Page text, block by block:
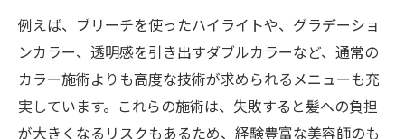
例えば、ブリーチを使ったハイライトや、グラデーショ
ンカラー、透明感を引き出すダブルカラーなど、通常の
カラー施術よりも高度な技術が求められるメニューも充
実しています。これらの施術は、失敗すると髪への負担
が大きくなるリスクもあるため、経験豊富な美容師のも